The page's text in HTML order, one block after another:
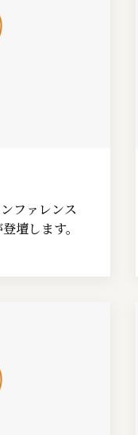
ファレンス
壇します。